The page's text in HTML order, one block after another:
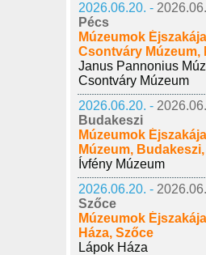
2026.06.20. -
Pécs
Múzeumok
Csontváry Múzeum,
Janus Pannonius
Csontváry Múzeum
2026.06.20. -
Budakeszi
Múzeumok
Múzeum,
Ívfény Múzeum
2026.06.20. -
Szőce
Múzeumok
Háza, Szőce
Lápok Háza